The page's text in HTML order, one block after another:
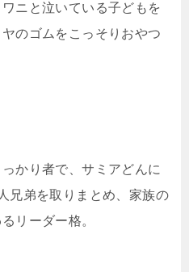
ニと泣いている子どもを
のゴムをこっそりおやつ
かり者で、サミアどんに
兄弟を取りまとめ、家族の
リーダー格。